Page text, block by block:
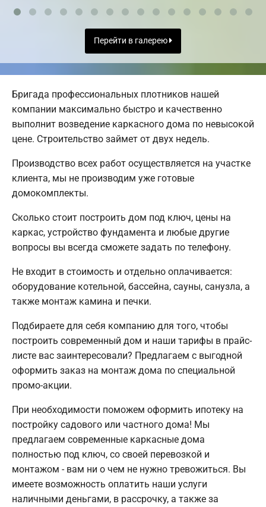
Перейти в галерею
Бригада профессиональных плотников нашей
компании максимально быстро и качественно
выполнит возведение каркасного дома по невысокой
цене. Строительство займет от двух недель.
Производство всех работ осуществляется на участке
клиента, мы не производим уже готовые
домокомплекты.
Сколько стоит построить дом под ключ, цены на
каркас, устройство фундамента и любые другие
вопросы вы всегда сможете задать по телефону.
Не входит в стоимость и отдельно оплачивается:
оборудование котельной, бассейна, сауны, санузла, а
также монтаж камина и печки.
Подбираете для себя компанию для того, чтобы
построить современный дом и наши тарифы в прайс-
листе вас заинтересовали? Предлагаем с выгодной
оформить заказ на монтаж дома по специальной
промо-акции.
При необходимости поможем оформить ипотеку на
постройку садового или частного дома! Мы
предлагаем современные каркасные дома
полностью под ключ, со своей перевозкой и
монтажом - вам ни о чем не нужно тревожиться. Вы
имеете возможность оплатить наши услуги
наличными деньгами, в рассрочку, а также за